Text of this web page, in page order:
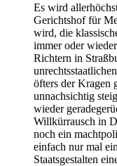
Es wird
Gerichtshof für
wird, die
immer oder
Richtern in
öfters der Kragen
unnachsichtig
wieder
Willkürrausch in
noch ein
einfach nur mal
Staatsgestalten